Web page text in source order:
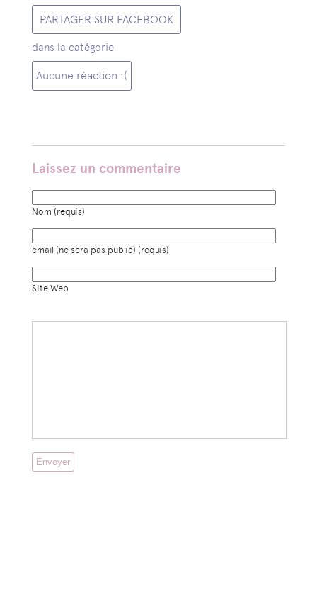
PARTAGER SUR FACEBOOK
dans la catégorie
Aucune réaction :(
Laissez un commentaire
Nom (requis)
email (ne sera pas publié) (requis)
Site Web